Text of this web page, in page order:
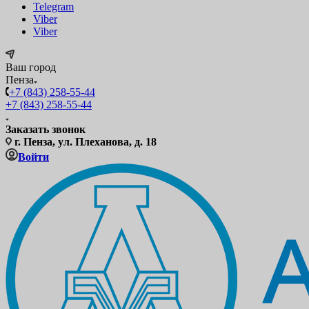
Telegram
Viber
Viber
Ваш город
Пенза
+7 (843) 258-55-44
+7 (843) 258-55-44
Заказать звонок
г. Пенза, ул. Плеханова, д. 18
Войти